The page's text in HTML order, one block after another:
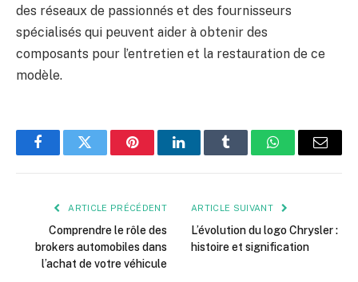
des réseaux de passionnés et des fournisseurs
spécialisés qui peuvent aider à obtenir des
composants pour l’entretien et la restauration de ce
modèle.
FacebookTwitter PinterestLinkedInTumblr WhatsApp
E-
ARTICLE PRÉCÉDENT
Comprendre le rôle des
brokers automobiles dans
l’achat de votre véhicule
ARTICLE SUIVANT
L’évolution du logo Chrysler :
histoire et signification